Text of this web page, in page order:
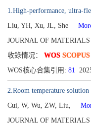
1.High-performance, ultra-
Liu, YH, Xu, JL, She
JOURNAL OF MATERIALS
收錄情况： WOS SCOPUS
WOS核心合集引用: 81
2.Room temperature
Cui, W, Wu, ZW, Liu,
JOURNAL OF MATERIALS